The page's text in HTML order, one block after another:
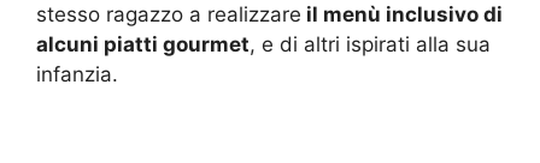
stesso ragazzo a realizzare il menù inclusivo di
alcuni piatti gourmet, e di altri ispirati alla sua
infanzia.